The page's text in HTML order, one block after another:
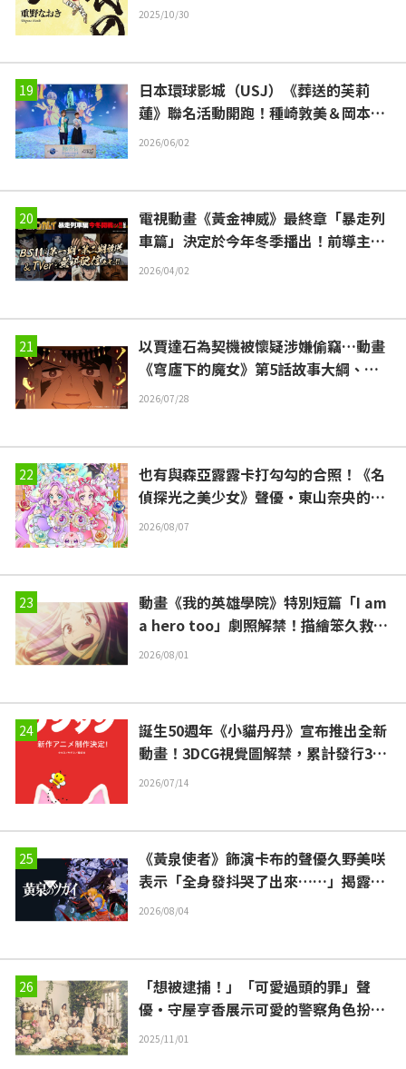
寄來推薦評語
2025/10/30
日本環球影城（USJ）《葬送的芙莉
蓮》聯名活動開跑！種崎敦美＆岡本信
彥親身體驗“感動到快哭出來”“欣梅
2026/06/02
電視動畫《黃金神威》最終章「暴走列
車篇」決定於今年冬季播出！前導主視
覺圖解禁
2026/04/02
以賈達石為契機被懷疑涉嫌偷竊…動畫
《穹廬下的魔女》第5話故事大綱、劇
照公開
2026/07/28
也有與森亞露露卡打勾勾的合照！《名
偵探光之美少女》聲優・東山奈央的Dr
eam Stage觀覧報告引發「是奥祕·暗
2026/08/07
動畫《我的英雄學院》特別短篇「I am
a hero too」劇照解禁！描繪笨久救出
的少女·壞理8年後的故事
2026/08/01
誕生50週年《小貓丹丹》宣布推出全新
動畫！3DCG視覺圖解禁，累計發行350
0萬冊國民繪本「脫胎重生」
2026/07/14
《黃泉使者》飾演卡布的聲優久野美咲
表示「全身發抖哭了出來……」揭露第
17集“靈魂名演出”的幕後花絮
2026/08/04
「想被逮捕！」「可愛過頭的罪」聲
優・守屋亨香展示可愛的警察角色扮
演！
2025/11/01